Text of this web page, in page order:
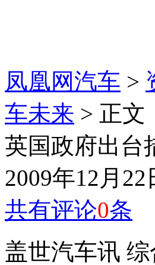
凤凰网汽车 >
车未来 > 正文
英国政府出台
2009年12月22
共有评论0条
盖世汽车讯